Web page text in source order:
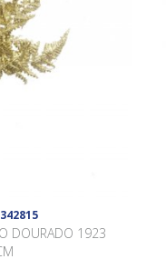
DOURADO 1923